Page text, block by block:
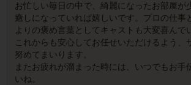
お忙しい毎日の中で、綺麗になったお部屋が
癒しになっていれば嬉しいです。プロの仕事
よりの褒め言葉としてキャストも大変喜んで
これからも安心してお任せいただけるよう、
努めてまいります。
またお疲れが溜まった時には、いつでもお手
いね。